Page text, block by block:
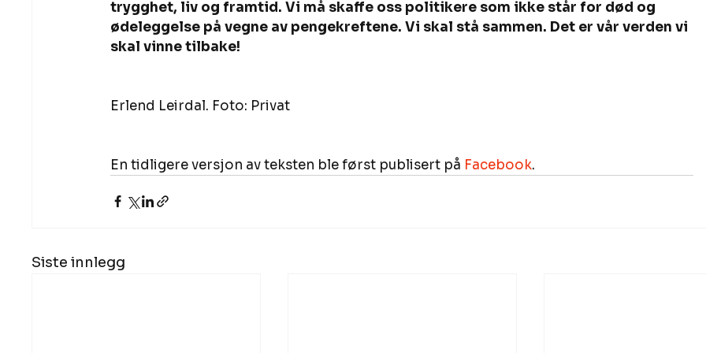
trygghet, liv og framtid. Vi må skaffe oss politikere som ikke står for død og
ødeleggelse på vegne av pengekreftene. Vi skal stå sammen. Det er vår verden vi
skal vinne tilbake!
Erlend Leirdal. Foto: Privat
En tidligere versjon av teksten ble først publisert på Facebook.
Siste innlegg